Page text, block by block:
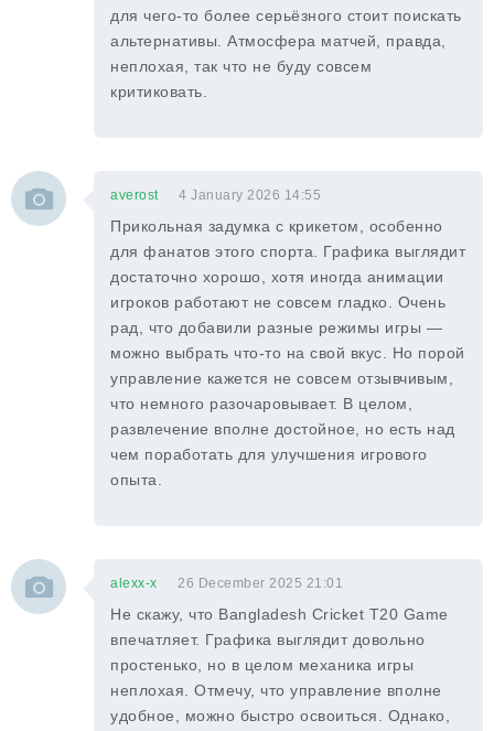
для чего-то более серьёзного стоит поискать
альтернативы. Атмосфера матчей, правда,
неплохая, так что не буду совсем
критиковать.
averost 4 January 2026 14:55
Прикольная задумка с крикетом, особенно
для фанатов этого спорта. Графика выглядит
достаточно хорошо, хотя иногда анимации
игроков работают не совсем гладко. Очень
рад, что добавили разные режимы игры —
можно выбрать что-то на свой вкус. Но порой
управление кажется не совсем отзывчивым,
что немного разочаровывает. В целом,
развлечение вполне достойное, но есть над
чем поработать для улучшения игрового
опыта.
alexx-x 26 December 2025 21:01
Не скажу, что Bangladesh Cricket T20 Game
впечатляет. Графика выглядит довольно
простенько, но в целом механика игры
неплохая. Отмечу, что управление вполне
удобное, можно быстро освоиться. Однако,